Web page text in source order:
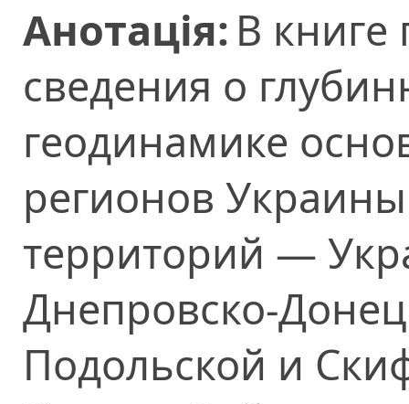
Анотація: В книге
сведения о
геодинамике
регионов
территорий —
Днепровско-
Подольской и